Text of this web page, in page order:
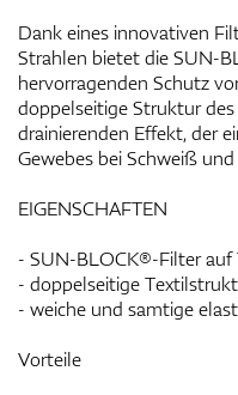
Dank eines innovativen
Strahlen bietet die SUN-
hervorragenden Schutz
doppelseitige Struktur
drainierenden Effekt, der
Gewebes bei Schweiß
EIGENSCHAFTEN
- SUN-BLOCK®-Filter auf
- doppelseitige
- weiche und samtige
Vorteile